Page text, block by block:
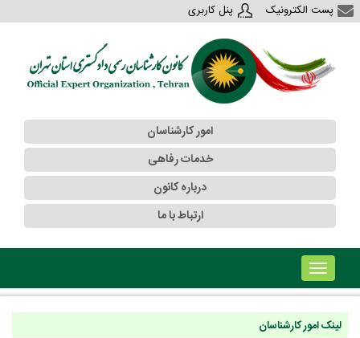
پست الکترونیک پنل کاربری
امور کارشناسان
خدمات رفاهی
درباره کانون
ارتباط با ما
!!!b۱!!!
لینک امور کارشناسان